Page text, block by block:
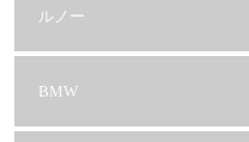
ルノー
BMW